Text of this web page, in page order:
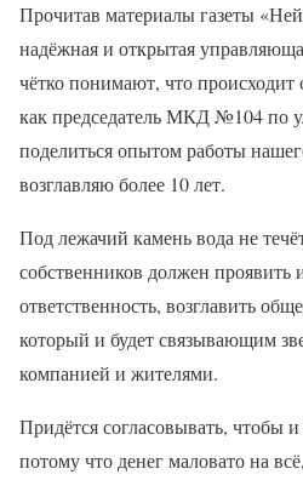
Прочитав материалы газеты
надёжная и открытая
чётко понимают, что происходит
как председатель МКД №104 по
поделиться опытом работы
возглавляю более 10 лет.
Под лежачий камень вода не
собственников должен проявить
ответственность, возглавить
который и будет связывающим
компанией и жителями.
Придётся согласовывать, чтобы
потому что денег маловато на